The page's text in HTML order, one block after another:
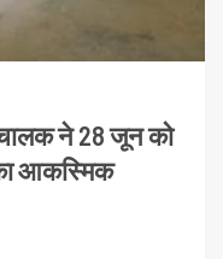
ने 28 जून को
आकस्मिक